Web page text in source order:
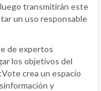
transmitirán este
un uso responsable
de expertos
los objetivos del
crea un espacio
y